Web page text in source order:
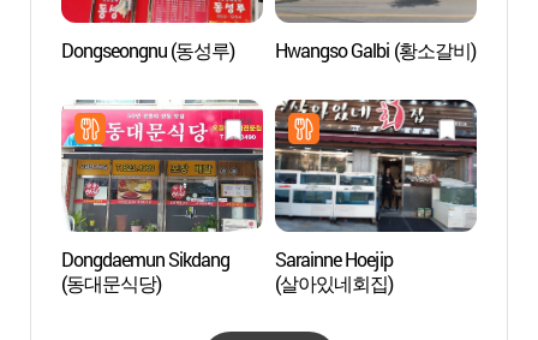
Dongseongnu (동성루) Hwangso Galbi (황소갈비)
Dongdaemun Sikdang
(동대문식당)
Sarainne Hoejip
(살아있네회집)